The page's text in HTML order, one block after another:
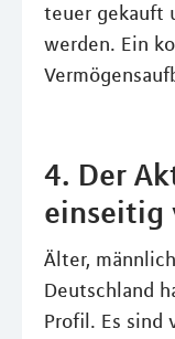
teuer gekauft
werden. Ein
4. Der
Älter,
Deutschland
Profil. Es sind